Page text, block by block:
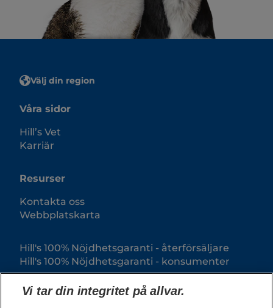
Välj din region
Våra sidor
Hill’s Vet
Karriär
Resurser
Kontakta oss
Webbplatskarta
Hill's 100% Nöjdhetsgaranti - återförsäljare
Hill's 100% Nöjdhetsgaranti - konsumenter
Vi tar din integritet på allvar.